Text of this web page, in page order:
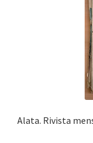
Alata. Rivista